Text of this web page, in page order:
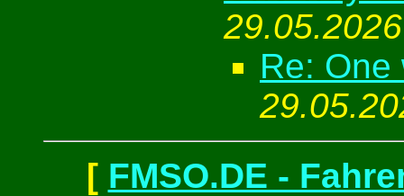
Re:
[ FMSO.DE -